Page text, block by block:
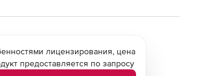
лицензирования, цена
предоставляется по запросу